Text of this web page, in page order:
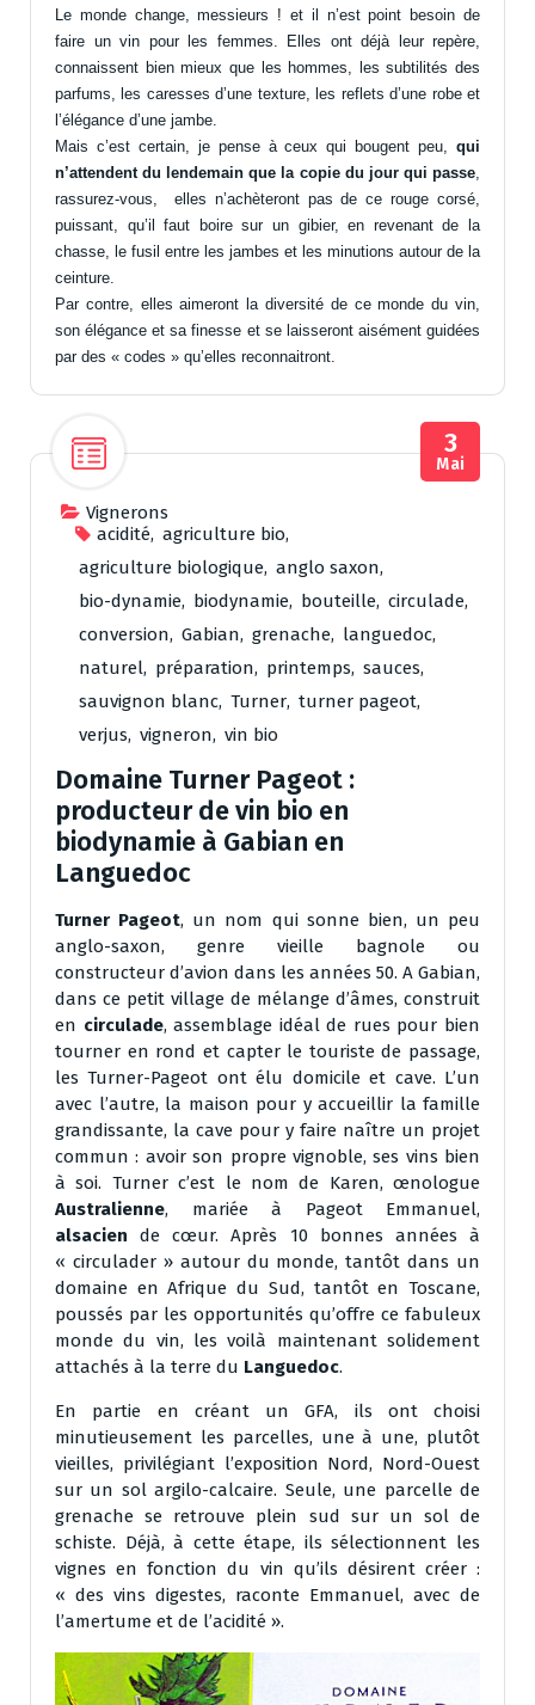
Le monde change, messieurs ! et il n’est point besoin de
faire un vin pour les femmes. Elles ont déjà leur repère,
connaissent bien mieux que les hommes, les subtilités des
parfums, les caresses d’une texture, les reflets d’une robe et
l’élégance d’une jambe.
Mais c’est certain, je pense à ceux qui bougent peu, qui
n’attendent du lendemain que la copie du jour qui passe,
rassurez-vous, elles n’achèteront pas de ce rouge corsé,
puissant, qu’il faut boire sur un gibier, en revenant de la
chasse, le fusil entre les jambes et les minutions autour de la
ceinture.
Par contre, elles aimeront la diversité de ce monde du vin,
son élégance et sa finesse et se laisseront aisément guidées
par des « codes » qu’elles reconnaitront.
Vignerons
acidité, agriculture bio,
agriculture biologique, anglo saxon,
bio-dynamie, biodynamie, bouteille, circulade,
conversion, Gabian, grenache, languedoc,
naturel, préparation, printemps, sauces,
sauvignon blanc, Turner, turner pageot,
verjus, vigneron, vin bio
3
Mai
Domaine Turner Pageot :
producteur de vin bio en
biodynamie à Gabian en
Languedoc
Turner Pageot, un nom qui sonne bien, un peu
anglo-saxon, genre vieille bagnole ou
constructeur d’avion dans les années 50. A Gabian,
dans ce petit village de mélange d’âmes, construit
en circulade, assemblage idéal de rues pour bien
tourner en rond et capter le touriste de passage,
les Turner-Pageot ont élu domicile et cave. L’un
avec l’autre, la maison pour y accueillir la famille
grandissante, la cave pour y faire naître un projet
commun : avoir son propre vignoble, ses vins bien
à soi. Turner c’est le nom de Karen, œnologue
Australienne, mariée à Pageot Emmanuel,
alsaciende cœur. Après 10 bonnes années à
« circulader » autour du monde, tantôt dans un
domaine en Afrique du Sud, tantôt en Toscane,
poussés par les opportunités qu’offre ce fabuleux
monde du vin, les voilà maintenant solidement
attachés à la terre du Languedoc.
En partie en créant un GFA, ils ont choisi
minutieusement les parcelles, une à une, plutôt
vieilles, privilégiant l’exposition Nord, Nord-Ouest
sur un sol argilo-calcaire. Seule, une parcelle de
grenache se retrouve plein sud sur un sol de
schiste. Déjà, à cette étape, ils sélectionnent les
vignes en fonction du vin qu’ils désirent créer :
« des vins digestes, raconte Emmanuel, avec de
l’amertume et de l’acidité ».